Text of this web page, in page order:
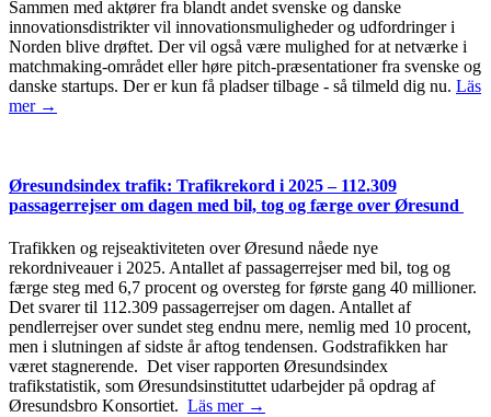
Sammen med aktører fra blandt andet svenske og danske
innovationsdistrikter vil innovationsmuligheder og udfordringer i
Norden blive drøftet. Der vil også være mulighed for at netværke i
matchmaking-området eller høre pitch-præsentationer fra svenske og
danske startups. Der er kun få pladser tilbage - så tilmeld dig nu. Läs
mer →
Øresundsindex trafik: Trafikrekord i 2025 – 112.309
passagerrejser om dagen med bil, tog og færge over Øresund
Trafikken og rejseaktiviteten over Øresund nåede nye
rekordniveauer i 2025. Antallet af passagerrejser med bil, tog og
færge steg med 6,7 procent og oversteg for første gang 40 millioner.
Det svarer til 112.309 passagerrejser om dagen. Antallet af
pendlerrejser over sundet steg endnu mere, nemlig med 10 procent,
men i slutningen af sidste år aftog tendensen. Godstrafikken har
været stagnerende. Det viser rapporten Øresundsindex
trafikstatistik, som Øresundsinstituttet udarbejder på opdrag af
Øresundsbro Konsortiet. Läs mer →